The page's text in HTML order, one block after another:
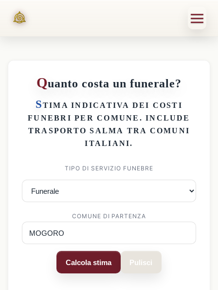
Quanto costa un funerale?
STIMA INDICATIVA DEI COSTI
FUNEBRI PER COMUNE . INCLUDE
TRASPORTO SALMA TRA COMUNI
ITALIANI.
TIPO DI SERVIZIO FUNEBRE
COMUNE DI PARTENZA
Calcola stima Pulisci